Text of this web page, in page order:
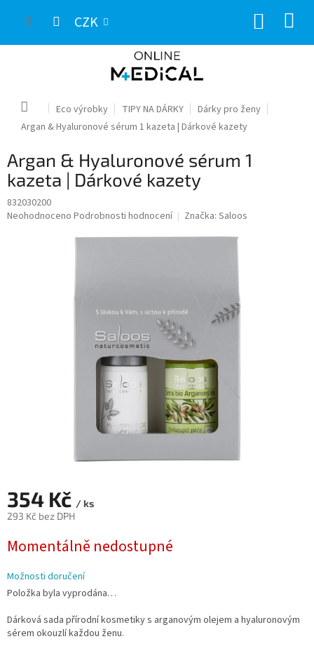
CZK
Domů Eco výrobky TIPY NA DÁRKY
Dárky pro ženy
Argan & Hyaluronové sérum 1 kazeta | Dárkové kazety
Argan & Hyaluronové sérum 1
kazeta | Dárkové kazety
832030200
Průměrné
Neohodnoceno Podrobnosti hodnocení Značka: Saloos
354 Kč / ks
293 Kč bez DPH
cena:
Momentálně nedostupné
Možnosti doručení
Položka byla vyprodána…
Dárková sada přírodní kosmetiky s arganovým olejem a hyaluronovým
sérem okouzlí každou ženu.